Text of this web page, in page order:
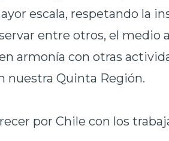
escala, respetando la
entre otros, el medio
armonía con otras
nuestra Quinta Región.
por Chile con los